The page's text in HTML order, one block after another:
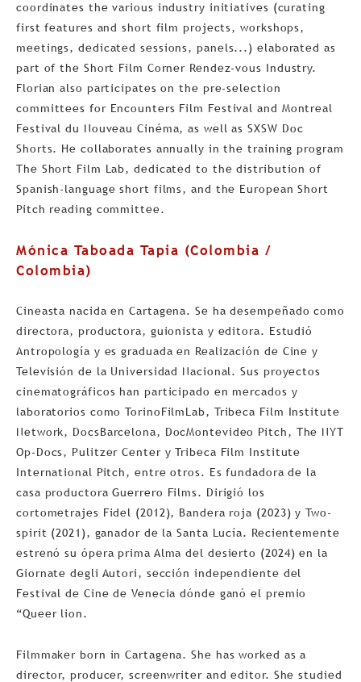
coordinates the various industry initiatives (curating
first features and short film projects, workshops,
meetings, dedicated sessions, panels...) elaborated as
part of the Short Film Corner Rendez-vous Industry.
Florian also participates on the pre-selection
committees for Encounters Film Festival and Montreal
Festival du Nouveau Cinéma, as well as SXSW Doc
Shorts. He collaborates annually in the training program
The Short Film Lab, dedicated to the distribution of
Spanish-language short films, and the European Short
Pitch reading committee.
Mónica Taboada Tapia (Colombia /
Colombia)
Cineasta nacida en Cartagena. Se ha desempeñado como
directora, productora, guionista y editora. Estudió
Antropología y es graduada en Realización de Cine y
Televisión de la Universidad Nacional. Sus proyectos
cinematográficos han participado en mercados y
laboratorios como TorinoFilmLab, Tribeca Film Institute
Network, DocsBarcelona, DocMontevideo Pitch, The NYT
Op-Docs, Pulitzer Center y Tribeca Film Institute
International Pitch, entre otros. Es fundadora de la
casa productora Guerrero Films. Dirigió los
cortometrajes Fidel (2012), Bandera roja (2023) y Two-
spirit (2021), ganador de la Santa Lucía. Recientemente
estrenó su ópera prima Alma del desierto (2024) en la
Giornate degli Autori, sección independiente del
Festival de Cine de Venecia dónde ganó el premio
“Queer lion.
Filmmaker born in Cartagena. She has worked as a
director, producer, screenwriter and editor. She studied